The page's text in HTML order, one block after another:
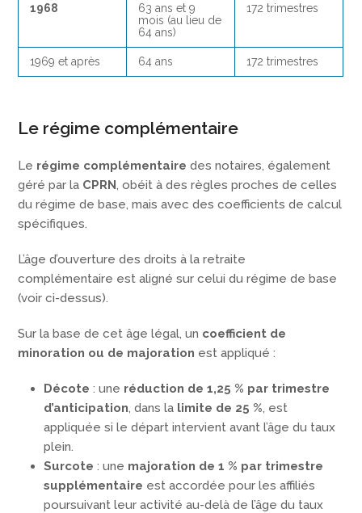
1968
63 ans et 9
mois (au lieu de
64 ans)
172 trimestres
1969 et après 64 ans 172 trimestres
Le régime complémentaire
Le régime complémentaire des notaires, également
géré par la CPRN, obéit à des règles proches de celles
du régime de base, mais avec des coefficients de calcul
spécifiques.
L’âge d’ouverture des droits à la retraite
complémentaire est aligné sur celui du régime de base
(voir ci-dessus).
Sur la base de cet âge légal, un coefficient de
minoration ou de majoration est appliqué :
Décote : une réduction de 1,25 % par trimestre
d’anticipation, dans la limite de 25 %, est
appliquée si le départ intervient avant l’âge du taux
plein.
Surcote : une majoration de 1 % par trimestre
supplémentaire est accordée pour les affiliés
poursuivant leur activité au-delà de l’âge du taux